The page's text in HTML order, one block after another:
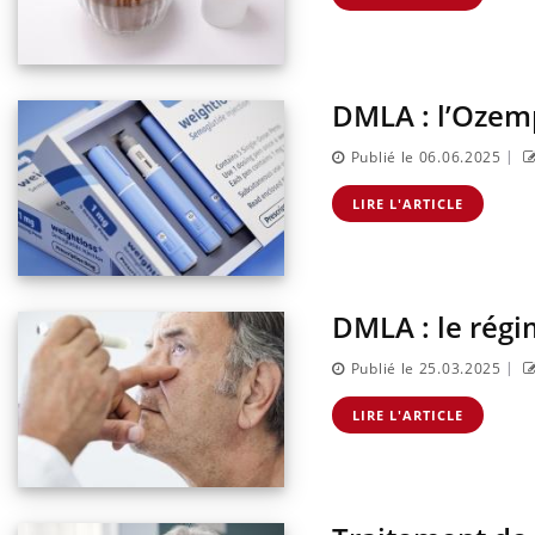
DMLA :
Publié le 06.06.2025 |
LIRE L'ARTICLE
DMLA : le
Publié le 25.03.2025 |
LIRE L'ARTICLE